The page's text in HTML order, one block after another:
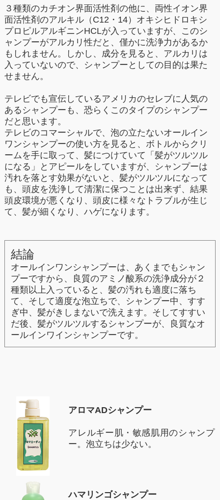
３種類のカチオン界面活性剤の他に、両性イオン界
面活性剤のアルキル（C12・14）オキシヒドロキシ
プロピルアルギニンHCLが入っていますが、このシ
ャンプーがアルカリ性だと、僅かに洗浄力があるか
もしれません。しかし、成分を見ると、アルカリは
入っていないので、シャンプーとしての目的は果た
せません。
テレビでも宣伝しているアメリカのセレブに人気の
あるシャンプーも、恐らくこのタイプのシャンプー
だと思います。
テレビのコマーシャルで、泡の立たないオールイン
ワンシャンプーの使い方を見ると、ボトルからクリ
ームを手に取って、髪につけていて「髪がツルツル
になる」とアピールをしていますが、シャンプーは
汚れを落とす効果がないと、髪がツルツルになって
も、頭皮を洗浄して清潔に保つことは出来ず、結果
頭皮環境が悪くなり、頭皮に様々なトラブルが生じ
て、髪が細くなり、ハゲになります。
結論
オールインワンシャンプーは、あくまでもシャン
プーですから、良質のアミノ酸系の洗浄成分が２
種類以上入っていると、髪の汚れも適度に落ち
て、そして適度な泡立ちで、シャンプー中、すす
ぎ中、髪がきしまないで洗えます。そしてすすい
だ後、髪がツルツルするシャンプーが、良質なオ
ールインワインシャンプーです。
アロマADシャンプー
アレルギー肌・敏感肌用のシャンプ
ー。泡立ちは少ない。
ハマリンゴシャンプー